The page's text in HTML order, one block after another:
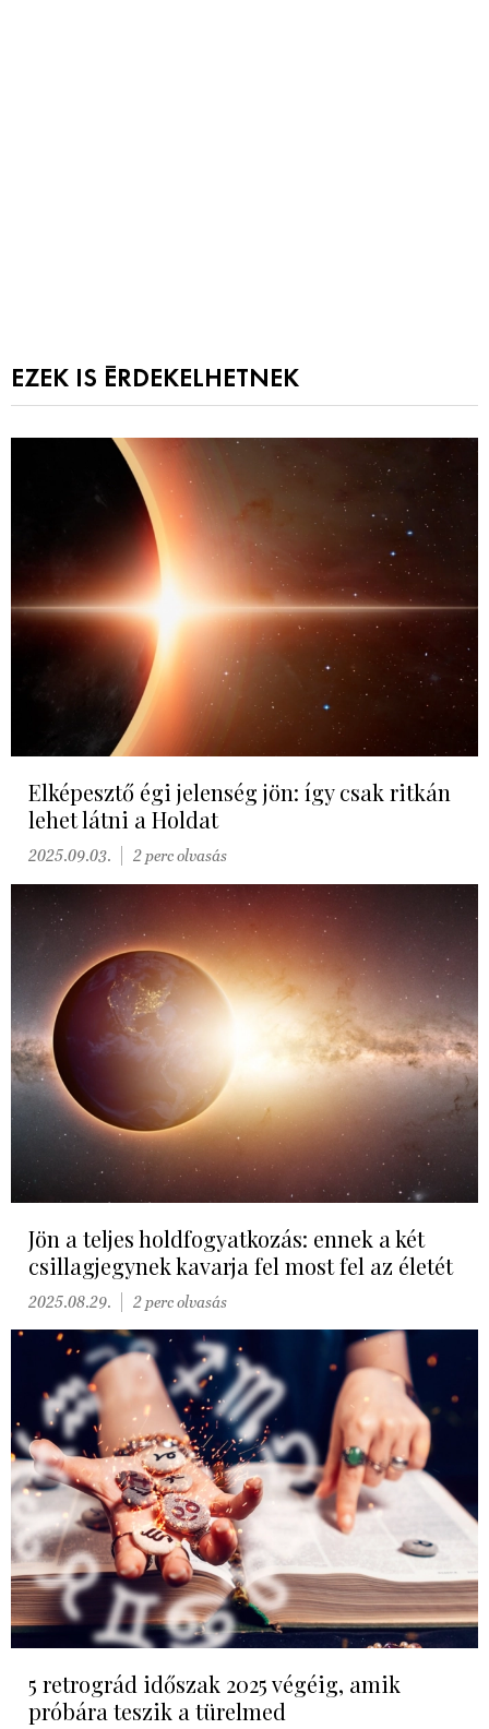
EZEK IS ÉRDEKELHETNEK
Elképesztő égi jelenség jön: így csak ritkán
lehet látni a Holdat
2025.09.03. 2 perc olvasás
Jön a teljes holdfogyatkozás: ennek a két
csillagjegynek kavarja fel most fel az életét
2025.08.29. 2 perc olvasás
5 retrográd időszak 2025 végéig, amik
próbára teszik a türelmed